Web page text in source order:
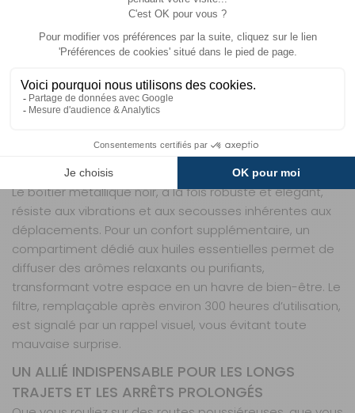
dépendez d’une alimentation 12 V.
UNE INSTALLATION ET UNE UTILISATION
SIMPLIFIÉES POUR LES VOYAGEURS
Pensé pour les camping-caristes et caravaniers, ce
purificateur se branche en plug & play via un port USB (5
V / 5 W), avec un adaptateur pour prise allume-cigare 12
poids plume (730 g) lui permettent de se glisser
facilement dans un porte-gobelet ou sur une tablette.
Le boîtier métallique noir, à la fois robuste et élégant,
résiste aux vibrations et aux secousses inhérentes aux
déplacements. Pour un confort supplémentaire, un
compartiment dédié aux huiles essentielles permet de
diffuser des arômes relaxants ou purifiants,
transformant votre espace en un havre de bien-être. Le
filtre, remplaçable après environ 300 heures d’utilisation,
est signalé par un rappel visuel, vous évitant toute
mauvaise surprise.
UN ALLIÉ INDISPENSABLE POUR LES LONGS
TRAJETS ET LES ARRÊTS PROLONGÉS